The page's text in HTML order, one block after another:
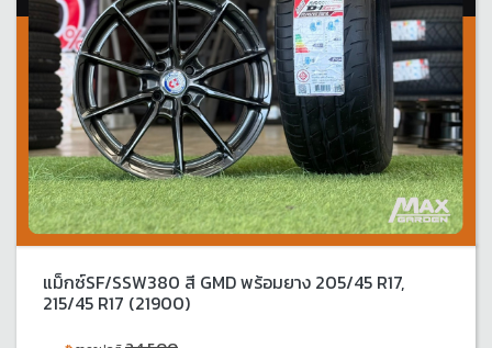
แม็กซ์SF/SSW380 สี GMD พร้อมยาง 205/45 R17,
215/45 R17 (21900)